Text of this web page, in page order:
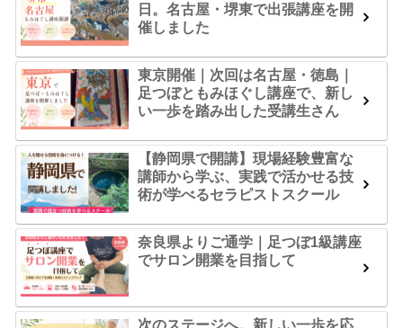
日。名古屋・堺東で出張講座を開
催しました
東京開催｜次回は名古屋・徳島｜
足つぼともみほぐし講座で、新し
い一歩を踏み出した受講生さん
【静岡県で開講】現場経験豊富な
講師から学ぶ、実践で活かせる技
術が学べるセラピストスクール
奈良県よりご通学｜足つぼ1級講座
でサロン開業を目指して